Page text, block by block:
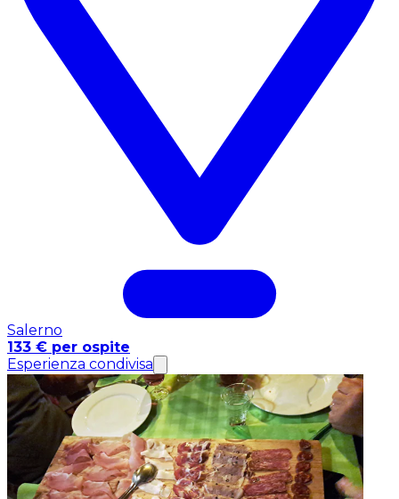
Salerno
133 € per ospite
Esperienza condivisa